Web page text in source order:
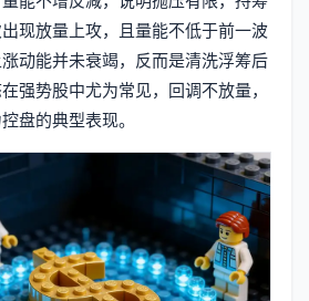
现放量上攻，且量能不低于前一波
动能并未衰竭，反而是清洗浮筹后
强势股中尤为常见，回调不放量，
盘的典型表现。